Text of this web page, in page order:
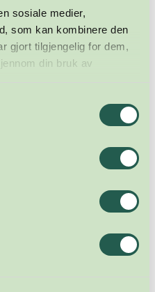
sosiale medier,
som kan kombinere den
gjort tilgjengelig for dem,
din bruk av